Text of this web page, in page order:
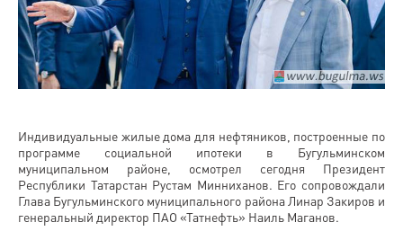
Индивидуальные жилые дома для нефтяников, построенные по
программе социальной ипотеки в Бугульминском
муниципальном районе, осмотрел сегодня Президент
Республики Татарстан Рустам Минниханов. Его сопровождали
Глава Бугульминского муниципального района Линар Закиров и
генеральный директор ПАО «Татнефть» Наиль Маганов.